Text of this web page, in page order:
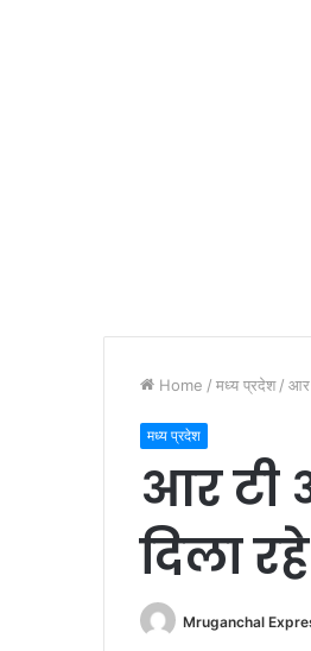
Home / मध्य प्रदेश / आर
मध्य प्रदेश
आर टी
दिला
Mruganchal